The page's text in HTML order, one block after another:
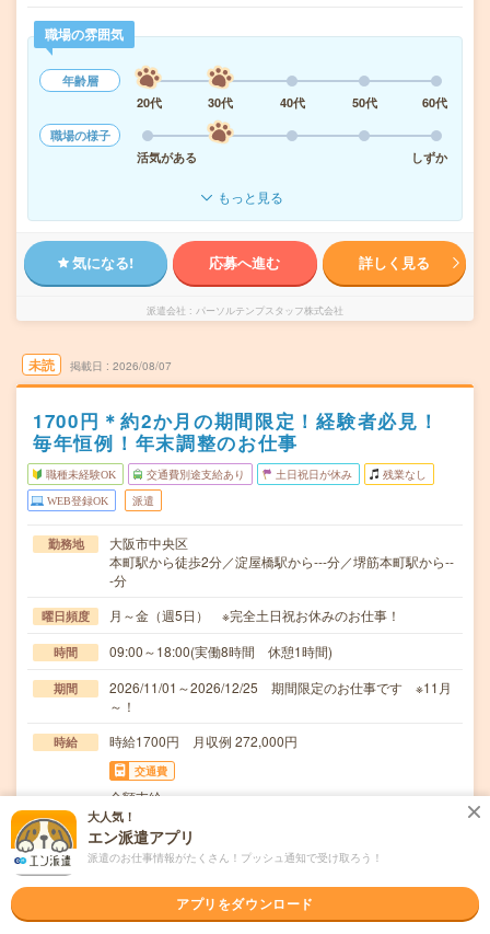
職場の雰囲気
年齢層
20代
30代 40代 50代
60代
職場の様子
活気がある
しずか
もっと見る
気になる! 応募へ進む 詳しく見る
派遣会社 パーソルテンプスタッフ株式会社
未読 掲載日 2026/08/07
1700円＊約2か月の期間限定！経験者必見！
毎年恒例！年末調整のお仕事
職種未経験OK 交通費別途支給あり 土日祝日が休み 残業なし
WEB登録OK 派遣
勤務地
大阪市中央区
本町駅から徒歩2分／淀屋橋駅から---分／堺筋本町駅から--
-分
曜日頻度 月～金（週5日） ※完全土日祝お休みのお仕事！
時間 09:00～18:00(実働8時間 休憩1時間)
期間
2026/11/01～2026/12/25 期間限定のお仕事です ※11月
～！
時給 時給1700円 月収例 272,000円
交通費
全額支給
仕事内容
＊年末調整＊扶養控除＊住宅ローン控除＊社員への修正指
示＊社員へのやりとり＊問い合わせ対応【OAスキル…
応募資格
職種未経験OK / ブランクOK / 英語力不要
＊未経験の方歓迎＊未経験の方でも安心スタート！・登録
時、キャリアを一緒に考える面談（電話面談の場合）…
大人気！
エン派遣アプリ
派遣のお仕事情報がたくさん！プッシュ通知で受け取ろう！
アプリをダウンロード